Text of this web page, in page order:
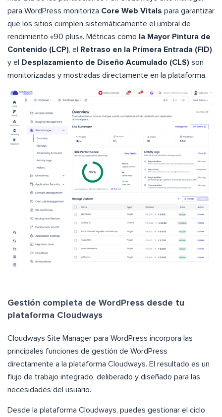
para WordPress monitoriza Core Web Vitals para garantizar
que los sitios cumplen sistemáticamente el umbral de
rendimiento «90 plus». Métricas como
la Mayor Pintura de
Contenido (LCP) , el
Retraso en la Primera Entrada (FID)
y el
Desplazamiento de Diseño Acumulado (CLS) son
monitorizadas y mostradas directamente en la plataforma.
Gestión completa de WordPress desde tu
plataforma Cloudways
Cloudways Site Manager para WordPress incorpora las
principales funciones de gestión de WordPress
directamente a la plataforma Cloudways. El resultado es un
flujo de trabajo integrado, deliberado y diseñado para las
necesidades del usuario.
Desde la plataforma Cloudways, puedes gestionar el ciclo